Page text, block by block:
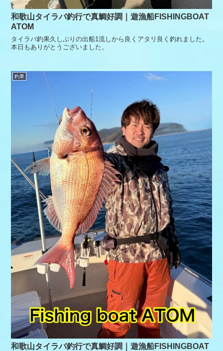
和歌山タイラバ釣行で真鯛好調｜遊漁船FISHINGBOAT
ATOM
タイラバ釣果久しぶりの出船1流しから良くアタリ良く釣れました。
本日もありがとうございました。
釣果
和歌山タイラバ釣行で真鯛好調｜遊漁船FISHINGBOAT